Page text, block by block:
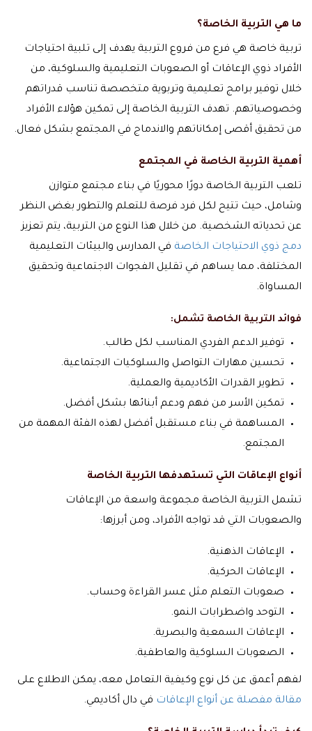
ما هي التربية الخاصة؟
تربية خاصة هي فرع من فروع التربية يهدف إلى تلبية احتياجات
الأفراد ذوي الإعاقات أو الصعوبات التعليمية والسلوكية، من
خلال توفير برامج تعليمية وتربوية متخصصة تناسب قدراتهم
وخصوصياتهم. تهدف التربية الخاصة إلى تمكين هؤلاء الأفراد
من تحقيق أقصى إمكاناتهم والاندماج في المجتمع بشكل فعال.
أهمية التربية الخاصة في المجتمع
تلعب التربية الخاصة دورًا محوريًا في بناء مجتمع متوازن
وشامل، حيث تتيح لكل فرد فرصة للتعلم والتطور بغض النظر
عن تحدياته الشخصية. من خلال هذا النوع من التربية، يتم تعزيز
دمج ذوي الاحتياجات الخاصة في المدارس والبيئات التعليمية
المختلفة، مما يساهم في تقليل الفجوات الاجتماعية وتحقيق
المساواة.
فوائد التربية الخاصة تشمل:
توفير الدعم الفردي المناسب لكل طالب.
تحسين مهارات التواصل والسلوكيات الاجتماعية.
تطوير القدرات الأكاديمية والعملية.
تمكين الأسر من فهم ودعم أبنائها بشكل أفضل.
المساهمة في بناء مستقبل أفضل لهذه الفئة المهمة من
المجتمع.
أنواع الإعاقات التي تستهدفها التربية الخاصة
تشمل التربية الخاصة مجموعة واسعة من الإعاقات
والصعوبات التي قد تواجه الأفراد، ومن أبرزها:
الإعاقات الذهنية.
الإعاقات الحركية.
صعوبات التعلم مثل عسر القراءة وحساب.
التوحد واضطرابات النمو.
الإعاقات السمعية والبصرية.
الصعوبات السلوكية والعاطفية.
لفهم أعمق عن كل نوع وكيفية التعامل معه، يمكن الاطلاع على
مقالة مفصلة عن أنواع الإعاقات في دال أكاديمي.